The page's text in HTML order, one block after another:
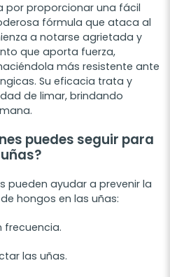
por proporcionar una fácil
fórmula que ataca al
a notarse agrietada y
que aporta fuerza,
más resistente ante
Su eficacia trata y
de limar, brindando
puedes seguir para
pueden ayudar a prevenir la
hongos en las uñas:
frecuencia.
las uñas.